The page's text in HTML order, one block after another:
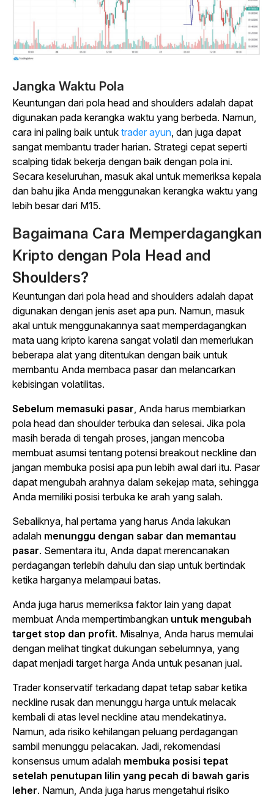
Jangka Waktu Pola
Keuntungan dari pola head and shoulders adalah dapat
digunakan pada kerangka waktu yang berbeda. Namun,
cara ini paling baik untuk trader ayun , dan juga dapat
sangat membantu trader harian. Strategi cepat seperti
scalping tidak bekerja dengan baik dengan pola ini.
Secara keseluruhan, masuk akal untuk memeriksa kepala
dan bahu jika Anda menggunakan kerangka waktu yang
lebih besar dari M15.
Bagaimana Cara Memperdagangkan
Kripto dengan Pola Head and
Shoulders?
Keuntungan dari pola head and shoulders adalah dapat
digunakan dengan jenis aset apa pun. Namun, masuk
akal untuk menggunakannya saat memperdagangkan
mata uang kripto karena sangat volatil dan memerlukan
beberapa alat yang ditentukan dengan baik untuk
membantu Anda membaca pasar dan melancarkan
kebisingan volatilitas.
Sebelum memasuki pasar , Anda harus membiarkan
pola head dan shoulder terbuka dan selesai. Jika pola
masih berada di tengah proses, jangan mencoba
membuat asumsi tentang potensi breakout neckline dan
jangan membuka posisi apa pun lebih awal dari itu. Pasar
dapat mengubah arahnya dalam sekejap mata, sehingga
Anda memiliki posisi terbuka ke arah yang salah.
Sebaliknya, hal pertama yang harus Anda lakukan
adalah menunggu dengan sabar dan memantau
pasar. Sementara itu, Anda dapat merencanakan
perdagangan terlebih dahulu dan siap untuk bertindak
ketika harganya melampaui batas.
Anda juga harus memeriksa faktor lain yang dapat
membuat Anda mempertimbangkan untuk mengubah
target stop dan profit. Misalnya, Anda harus memulai
dengan melihat tingkat dukungan sebelumnya, yang
dapat menjadi target harga Anda untuk pesanan jual.
Trader konservatif terkadang dapat tetap sabar ketika
neckline rusak dan menunggu harga untuk melacak
kembali di atas level neckline atau mendekatinya.
Namun, ada risiko kehilangan peluang perdagangan
sambil menunggu pelacakan. Jadi, rekomendasi
konsensus umum adalah membuka posisi tepat
setelah penutupan lilin yang pecah di bawah garis
leher. Namun, Anda juga harus mengetahui risiko